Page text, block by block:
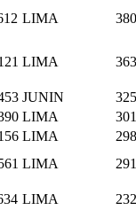
LIMA
LIMA
JUNIN
LIMA
LIMA
LIMA
LIMA